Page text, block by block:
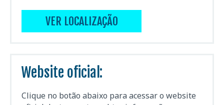
VER LOCALIZAÇÃO
Website oficial:
Clique no botão abaixo para acessar o website